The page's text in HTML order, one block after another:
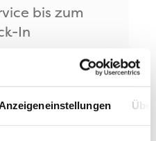
bis zum
In